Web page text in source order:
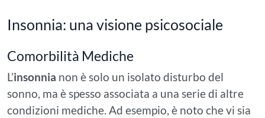
Insonnia: una visione psicosociale
Comorbilità Mediche
L’insonnia non è solo un isolato disturbo del
sonno, ma è spesso associata a una serie di altre
condizioni mediche. Ad esempio, è noto che vi sia